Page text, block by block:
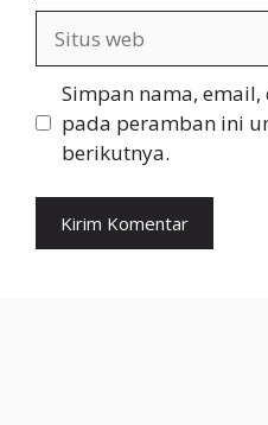
web
Simpan nama, email,
pada peramban ini
berikutnya.